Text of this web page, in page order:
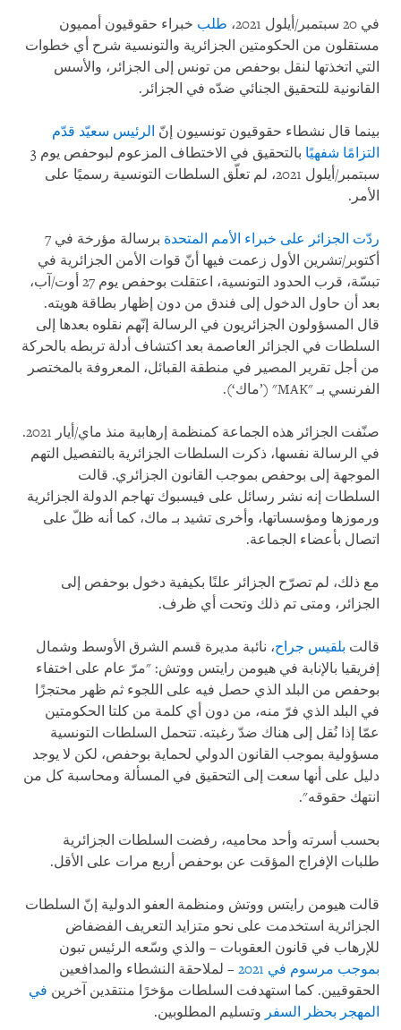
في 20 سبتمبر/أيلول 2021، طلب خبراء حقوقيون أمميون
مستقلون من الحكومتين الجزائرية والتونسية شرح أي خطوات
التي اتخذتها لنقل بوحفص من تونس إلى الجزائر، والأسس
القانونية للتحقيق الجنائي ضدّه في الجزائر.
بينما قال نشطاء حقوقيون تونسيون إنّ الرئيس سعيّد قدّم
التزامًا شفهيًا
بالتحقيق في الاختطاف المزعوم لبوحفص يوم 3
سبتمبر/أيلول 2021، لم تعلّق السلطات التونسية رسميًا على
الأمر.
ردّت الجزائر على خبراء الأمم المتحدة
برسالة مؤرخة في 7
أكتوبر/تشرين الأول زعمت فيها أنّ قوات الأمن الجزائرية في
تبسّة، قرب الحدود التونسية، اعتقلت بوحفص يوم 27 أوت/آب،
بعد أن حاول الدخول إلى فندق من دون إظهار بطاقة هويته.
قال المسؤولون الجزائريون في الرسالة إنّهم نقلوه بعدها إلى
السلطات في الجزائر العاصمة بعد اكتشاف أدلة تربطه بالحركة
من أجل تقرير المصير في منطقة القبائل، المعروفة بالمختصر
الفرنسي بـ "MAK" (’ماك‘).
صنّفت الجزائر هذه الجماعة كمنظمة إرهابية منذ ماي/أيار 2021.
في الرسالة نفسها، ذكرت السلطات الجزائرية بالتفصيل التهم
الموجهة إلى بوحفص بموجب القانون الجزائري. قالت
السلطات إنه نشر رسائل على فيسبوك تهاجم الدولة الجزائرية
ورموزها ومؤسساتها، وأخرى تشيد بـ ماك، كما أنه ظلّ على
اتصال بأعضاء الجماعة.
مع ذلك، لم تصرّح الجزائر علنًا بكيفية دخول بوحفص إلى
الجزائر، ومتى تم ذلك وتحت أي ظرف.
قالت بلقيس جراح، نائبة مديرة قسم الشرق الأوسط وشمال
إفريقيا بالإنابة في هيومن رايتس ووتش: "مرّ عام على اختفاء
بوحفص من البلد الذي حصل فيه على اللجوء ثم ظهر محتجزًا
في البلد الذي فرّ منه، من دون أي كلمة من كلتا الحكومتين
عمّا إذا نُقل إلى هناك ضدّ رغبته. تتحمل السلطات التونسية
مسؤولية بموجب القانون الدولي لحماية بوحفص، لكن لا يوجد
دليل على أنها سعت إلى التحقيق في المسألة ومحاسبة كل من
انتهك حقوقه".
بحسب أسرته وأحد محاميه، رفضت السلطات الجزائرية
طلبات الإفراج المؤقت عن بوحفص أربع مرات على الأقل.
قالت هيومن رايتس ووتش ومنظمة العفو الدولية إنّ السلطات
الجزائرية استخدمت على نحو متزايد التعريف الفضفاض
للإرهاب في قانون العقوبات – والذي وسّعه الرئيس تبون
بموجب مرسوم في 2021
– لملاحقة النشطاء والمدافعين
الحقوقيين. كما استهدفت السلطات مؤخرًا منتقدين آخرين في
المهجر بحظر السفر وتسليم المطلوبين.